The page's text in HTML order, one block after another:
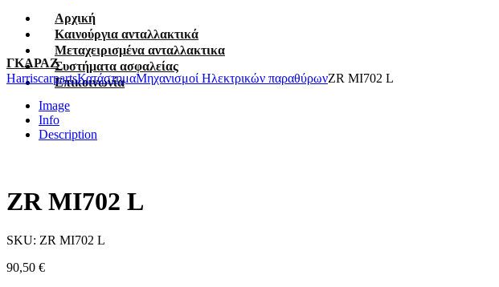
Αρχική
Καινούργια ανταλλακτικά
Μεταχειρισμένα ανταλλακτικα
Συστήματα ασφαλείας
Επικοινωνία
ΓΚΑΡΑΖ
HarriscarpartsΚατάστημαΜηχανισμοί Ηλεκτρικών παραθύρωνZR MI702 L
Image
Info
Description
ZR MI702 L
SKU: ZR MI702 L
90,50 €